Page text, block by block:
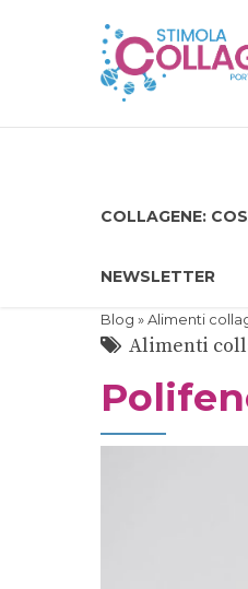
COLLAGENE:
NEWSLETTER
Blog »Alimenti
Alimenti